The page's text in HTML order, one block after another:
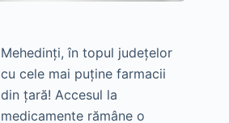
Mehedinți, în topul județelor
cu cele mai puține farmacii
din țară! Accesul la
medicamente rămâne o